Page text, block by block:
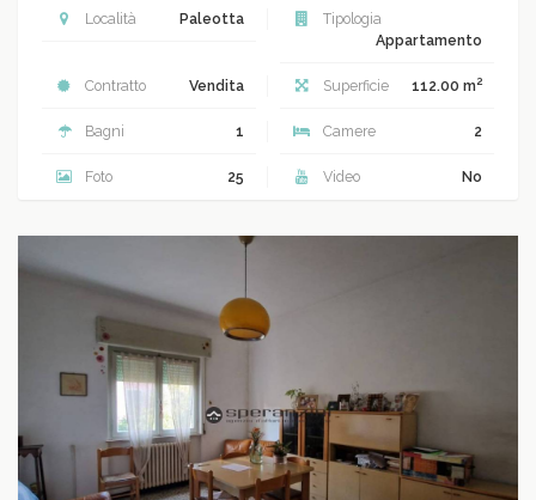
Località Paleotta
Tipologia
Appartamento
Contratto Vendita Superficie 112.00 m2
Bagni 1 Camere 2
Foto 25 Video No